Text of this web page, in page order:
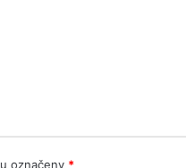
označeny *